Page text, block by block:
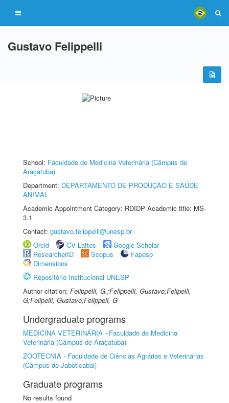
Gustavo Felippelli
School: Faculdade de Medicina Veterinária (Câmpus de
Araçatuba)
Department: DEPARTAMENTO DE PRODUÇÃO E SAÚDE
ANIMAL
Academic Appointment Category: RDIDP Academic title: MS-
3.1
Contact: gustavo.felippelli@unesp.br
Orcid
CV Lattes
Google Scholar
ResearcherID
Scopus
Fapesp
Dimensions
Repositório Institucional UNESP
Author citation: Felippelli, G.;Felippelli, Gustavo;Felipelli,
G;Felipelli, Gustavo;Felippeli, G
Undergraduate programs
MEDICINA VETERINÁRIA - Faculdade de Medicina
Veterinária (Câmpus de Araçatuba)
ZOOTECNIA - Faculdade de Ciências Agrárias e Veterinárias
(Câmpus de Jaboticabal)
Graduate programs
No results found